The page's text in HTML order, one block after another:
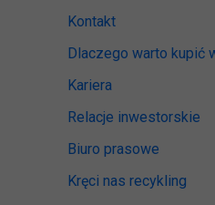
Kontakt
Dlaczego warto kupić
Kariera
Relacje inwestorskie
Biuro prasowe
Kręci nas recykling